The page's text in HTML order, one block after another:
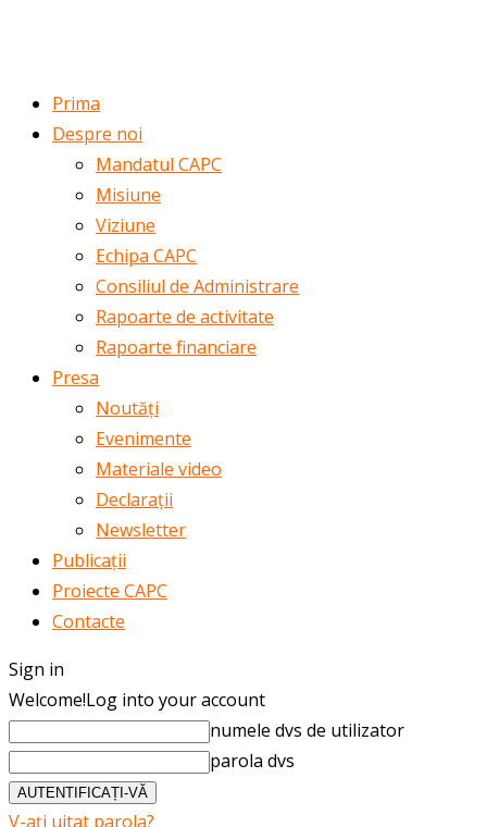
Prima
Despre noi
Mandatul CAPC
Misiune
Viziune
Echipa CAPC
Consiliul de Administrare
Rapoarte de activitate
Rapoarte financiare
Presa
Noutăți
Evenimente
Materiale video
Declarații
Newsletter
Publicații
Proiecte CAPC
Contacte
Sign in
Welcome!Log into your account
numele dvs de utilizator
parola dvs
V-ați uitat parola?